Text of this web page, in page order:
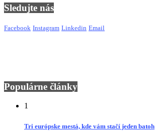
Sledujte nás
Facebook Instagram Linkedin Email
Populárne články
1
Tri európske mestá, kde vám stačí jeden batoh